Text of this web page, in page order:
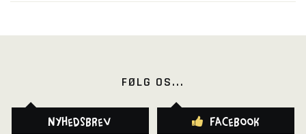
FØLG OS...
Nyhedsbrev Facebook